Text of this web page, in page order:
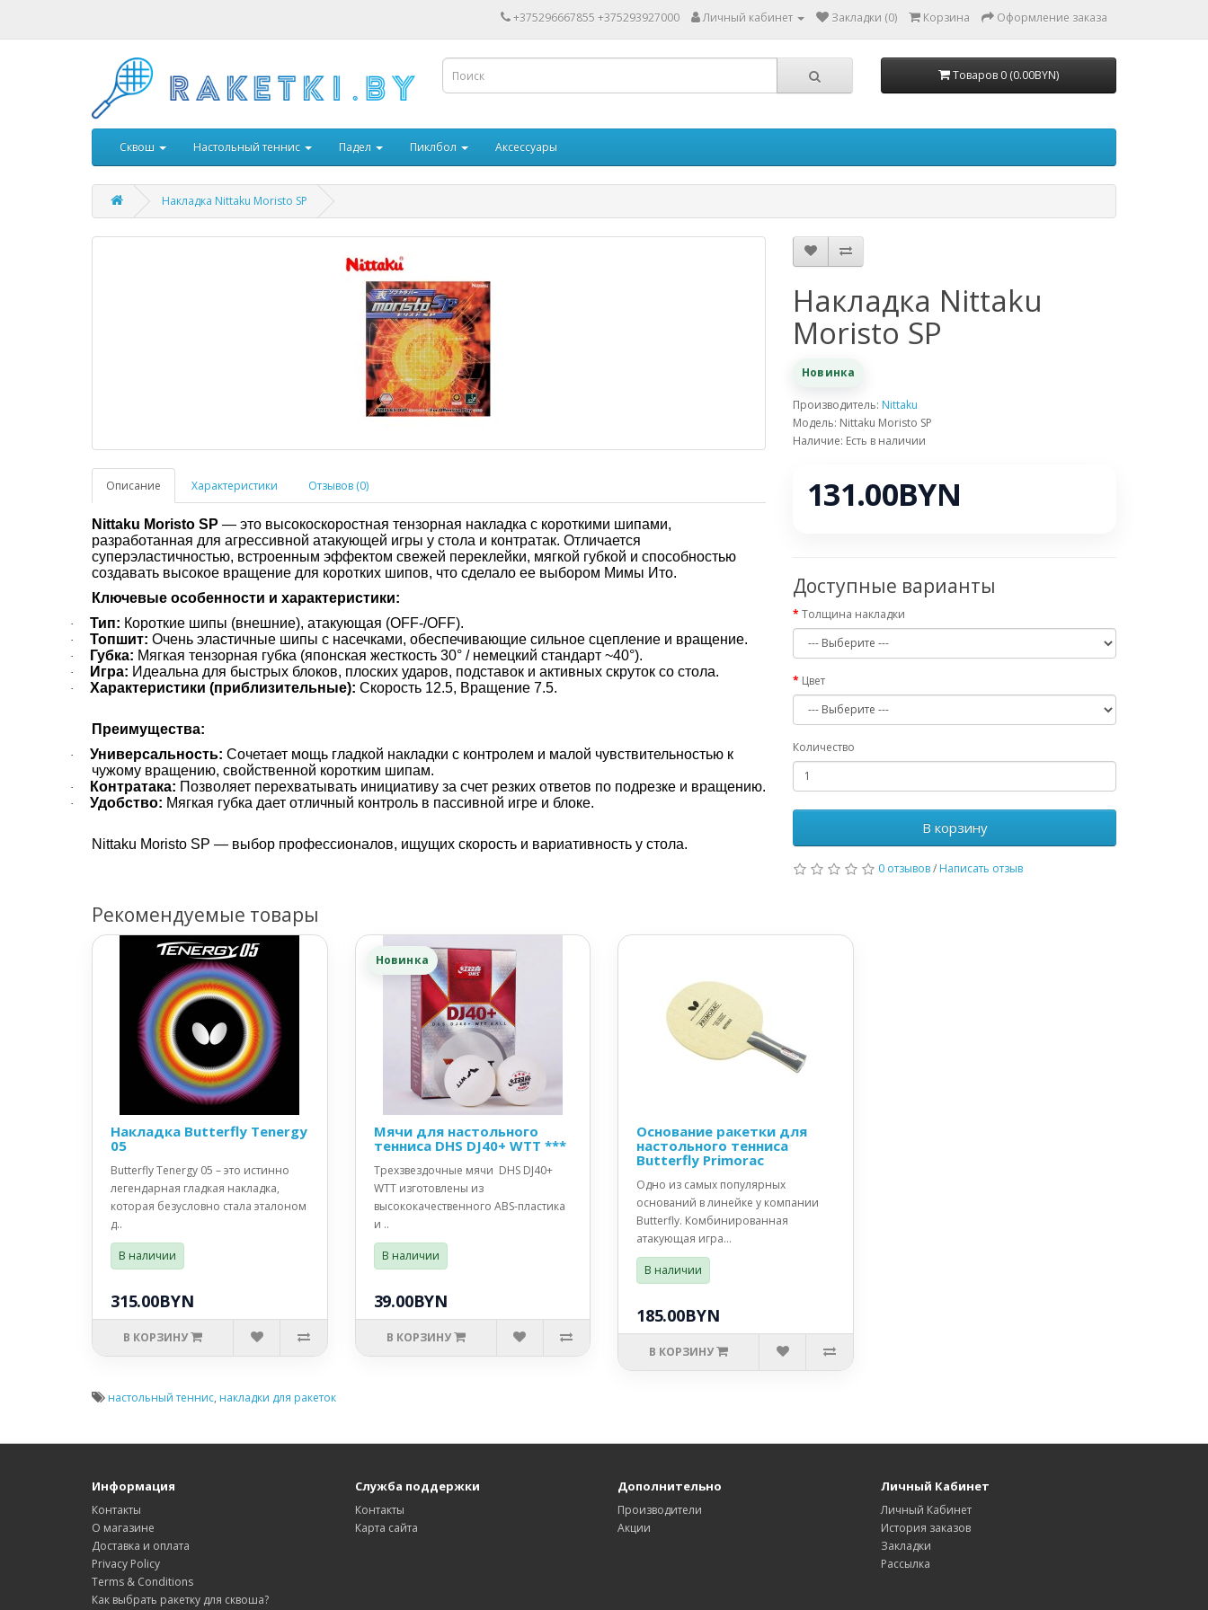
+375296667855 +375293927000 Личный кабинет Закладки (0) Корзина Оформление заказа
Товаров 0 (0.00BYN)
Сквош Настольный теннис Падел Пиклбол Аксессуары
Накладка Nittaku Moristo SP
Описание Характеристики Отзывов (0)
Nittaku Moristo SP — это высокоскоростная тензорная накладка с короткими шипами,
разработанная для агрессивной атакующей игры у стола и контратак. Отличается
суперэластичностью, встроенным эффектом свежей переклейки, мягкой губкой и способностью
создавать высокое вращение для коротких шипов, что сделало ее выбором Мимы Ито.
Ключевые особенности и характеристики:
· Тип: Короткие шипы (внешние), атакующая (OFF-/OFF).
· Топшит: Очень эластичные шипы с насечками, обеспечивающие сильное сцепление и вращение.
· Губка: Мягкая тензорная губка (японская жесткость 30° / немецкий стандарт ~40°).
· Игра: Идеальна для быстрых блоков, плоских ударов, подставок и активных скруток со стола.
· Характеристики (приблизительные): Скорость 12.5, Вращение 7.5.
Преимущества:
· Универсальность: Сочетает мощь гладкой накладки с контролем и малой чувствительностью к
чужому вращению, свойственной коротким шипам.
· Контратака: Позволяет перехватывать инициативу за счет резких ответов по подрезке и вращению.
· Удобство: Мягкая губка дает отличный контроль в пассивной игре и блоке.
Nittaku Moristo SP — выбор профессионалов, ищущих скорость и вариативность у стола.
Накладка Nittaku
Moristo SP
Новинка
Производитель: Nittaku
Модель: Nittaku Moristo SP
Наличие: Есть в наличии
131.00BYN
Доступные варианты
Толщина накладки
Цвет
Количество
В корзину
0 отзывов/ Написать отзыв
Рекомендуемые товары
Накладка Butterfly Tenergy
05
Butterfly Tenergy 05 – это истинно
легендарная гладкая накладка,
которая безусловно стала эталоном
д..
В наличии
315.00BYN
В КОРЗИНУ
Новинка
Мячи для настольного
тенниса DHS DJ40+ WTT ***
Трехзвездочные мячи DHS DJ40+
WTT изготовлены из
высококачественного ABS-пластика
и ..
В наличии
39.00BYN
В КОРЗИНУ
Основание ракетки для
настольного тенниса
Butterfly Primorac
Одно из самых популярных
оснований в линейке у компании
Butterfly. Комбинированная
атакующая игра...
В наличии
185.00BYN
В КОРЗИНУ
настольный теннис, накладки для ракеток
Информация
Контакты
О магазине
Доставка и оплата
Privacy Policy
Terms & Conditions
Как выбрать ракетку для сквоша?
Служба поддержки
Контакты
Карта сайта
Дополнительно
Производители
Акции
Личный Кабинет
Личный Кабинет
История заказов
Закладки
Рассылка